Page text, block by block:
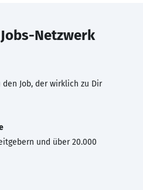
Jobs-Netzwerk
Job, der wirklich zu Dir
und über 20.000